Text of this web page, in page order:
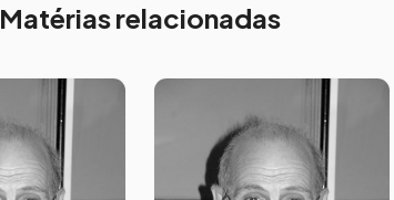
Matérias relacionadas